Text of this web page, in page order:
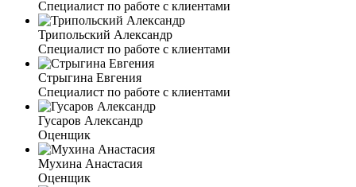
Специалист по работе с клиентами
Трипольский Александр
Специалист по работе с клиентами
Стрыгина Евгения
Специалист по работе с клиентами
Гусаров Александр
Оценщик
Мухина Анастасия
Оценщик